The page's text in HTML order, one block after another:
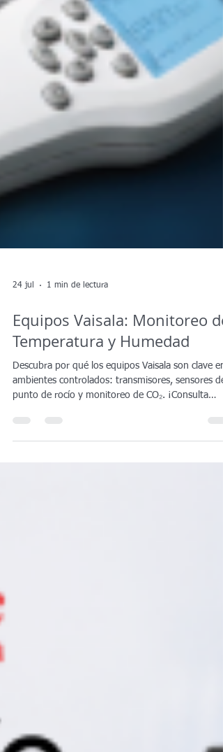
24 jul 1 min de lectura
Equipos Vaisala: Monitoreo de
Temperatura y Humedad
Descubra por qué los equipos Vaisala son clave en
ahora!